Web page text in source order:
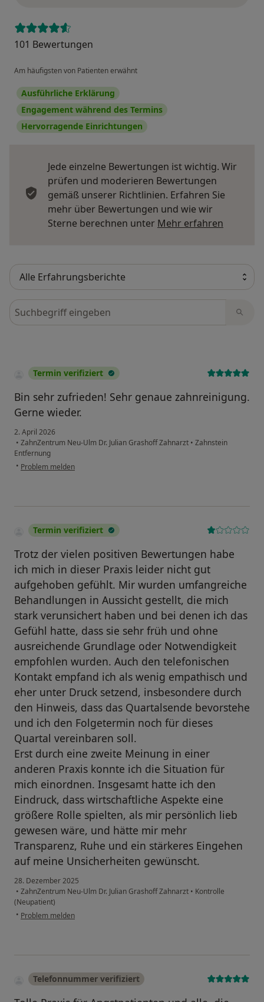
101 Bewertungen
Am häufigsten von Patienten erwähnt
Ausführliche Erklärung
Engagement während des Termins
Hervorragende Einrichtungen
Jede einzelne Bewertungen ist wichtig. Wir
prüfen und moderieren Bewertungen
gemäß unserer Richtlinien. Erfahren Sie
mehr über Bewertungen und wie wir
Sterne berechnen unter Mehr erfahren
Bewertungen durchsuchen
Termin verifiziert
Bin sehr zufrieden! Sehr genaue zahnreinigung.
Gerne wieder.
2. April 2026
• ZahnZentrum Neu-Ulm Dr. Julian Grashoff Zahnarzt • Zahnstein
Entfernung
• Problem melden
Termin verifiziert
Trotz der vielen positiven Bewertungen habe
ich mich in dieser Praxis leider nicht gut
aufgehoben gefühlt. Mir wurden umfangreiche
Behandlungen in Aussicht gestellt, die mich
stark verunsichert haben und bei denen ich das
Gefühl hatte, dass sie sehr früh und ohne
ausreichende Grundlage oder Notwendigkeit
empfohlen wurden. Auch den telefonischen
Kontakt empfand ich als wenig empathisch und
eher unter Druck setzend, insbesondere durch
den Hinweis, dass das Quartalsende bevorstehe
und ich den Folgetermin noch für dieses
Quartal vereinbaren soll.
Erst durch eine zweite Meinung in einer
anderen Praxis konnte ich die Situation für
mich einordnen. Insgesamt hatte ich den
Eindruck, dass wirtschaftliche Aspekte eine
größere Rolle spielten, als mir persönlich lieb
gewesen wäre, und hätte mir mehr
Transparenz, Ruhe und ein stärkeres Eingehen
auf meine Unsicherheiten gewünscht.
28. Dezember 2025
• ZahnZentrum Neu-Ulm Dr. Julian Grashoff Zahnarzt • Kontrolle
(Neupatient)
• Problem melden
Telefonnummer verifiziert